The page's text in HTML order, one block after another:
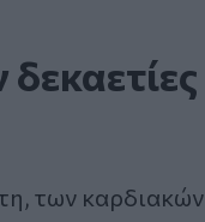
των καρδιακών